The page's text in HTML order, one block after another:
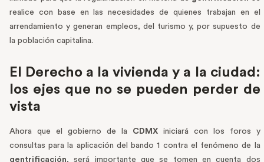
realice con base en las necesidades de quienes trabajan en el
arrendamiento y generan empleos, del turismo y, por supuesto de
la población capitalina.
El Derecho a la vivienda y a la ciudad:
los ejes que no se pueden perder de
vista
Ahora que el gobierno de la CDMXiniciará con los foros y
consultas para la aplicación del bando 1 contra el fenómeno de la
gentrificación, será importante que se tomen en cuenta dos